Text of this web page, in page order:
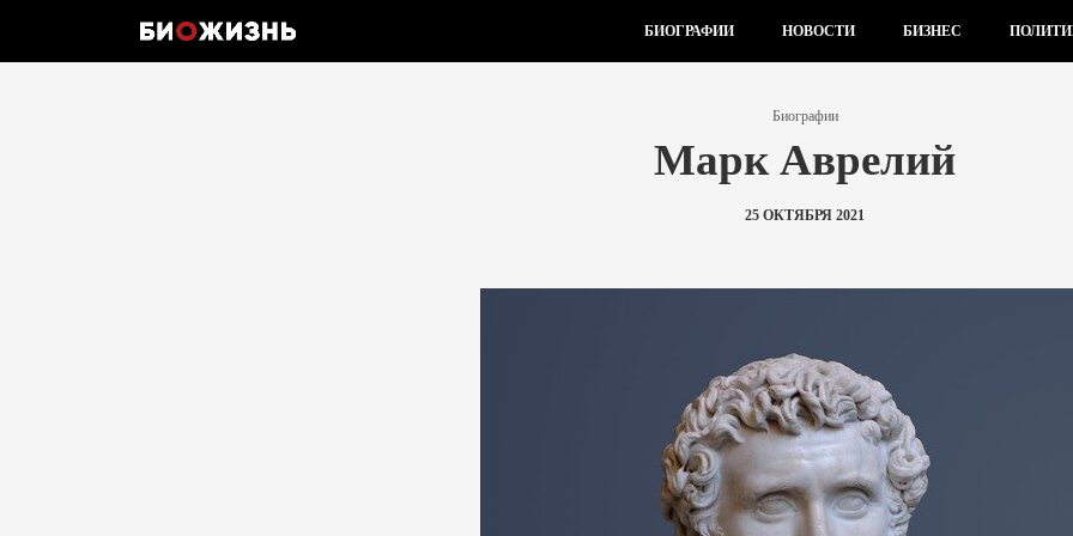
БИОГРАФИИ НОВОСТИ БИЗНЕС
Биографии
Марк Аврелий
25 ОКТЯБРЯ 2021